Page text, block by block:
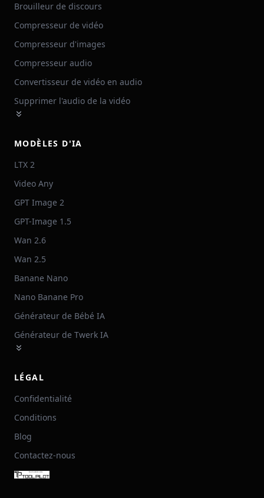
Brouilleur de discours
Compresseur de vidéo
Compresseur d'images
Compresseur audio
Convertisseur de vidéo en audio
Supprimer l'audio de la vidéo
MODÈLES D'IA
LTX 2
Video Any
GPT Image 2
GPT-Image 1.5
Wan 2.6
Wan 2.5
Banane Nano
Nano Banane Pro
Générateur de Bébé IA
Générateur de Twerk IA
LÉGAL
Confidentialité
Conditions
Blog
Contactez-nous